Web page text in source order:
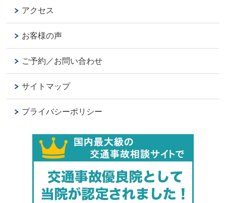
アクセス
お客様の声
ご予約／お問い合わせ
サイトマップ
プライバシーポリシー